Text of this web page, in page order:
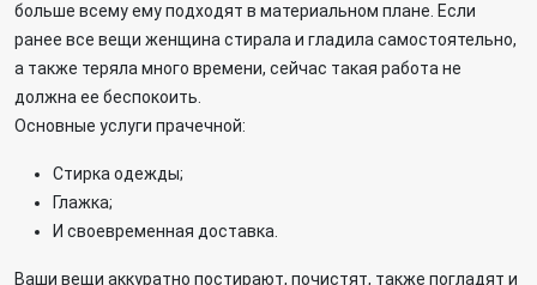
больше всему ему подходят в материальном плане. Если
ранее все вещи женщина стирала и гладила самостоятельно,
а также теряла много времени, сейчас такая работа не
должна ее беспокоить.
Основные услуги прачечной:
Стирка одежды;
Глажка;
И своевременная доставка.
Ваши вещи аккуратно постирают, почистят, также погладят и